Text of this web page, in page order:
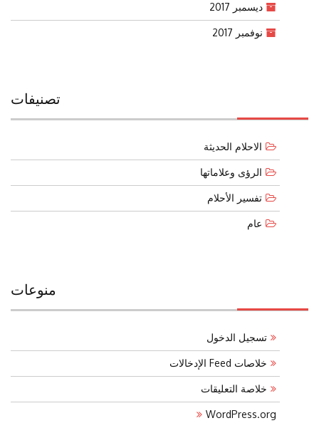
ديسمبر 2017
نوفمبر 2017
تصنيفات
الاحلام الحديثة
الرؤى وعلاماتها
تفسير الأحلام
عام
منوعات
تسجيل الدخول
خلاصات Feed الإدخالات
خلاصة التعليقات
WordPress.org